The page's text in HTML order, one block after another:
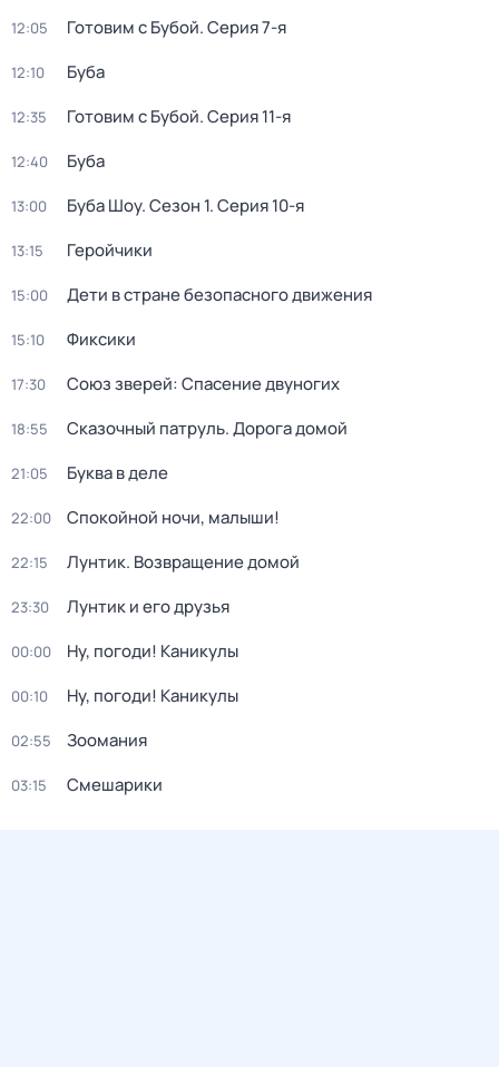
12:05 Готовим с Бубой. Серия 7-я
12:10 Буба
12:35 Готовим с Бубой. Серия 11-я
12:40 Буба
13:00 Буба Шоу. Сезон 1. Серия 10-я
13:15 Геройчики
15:00 Дети в стране безопасного движения
15:10 Фиксики
17:30 Союз зверей: Спасение двуногих
18:55 Сказочный патруль. Дорога домой
21:05 Буква в деле
22:00 Спокойной ночи, малыши!
22:15 Лунтик. Возвращение домой
23:30 Лунтик и его друзья
00:00 Ну, погоди! Каникулы
00:10 Ну, погоди! Каникулы
02:55 Зоомания
03:15 Смешарики